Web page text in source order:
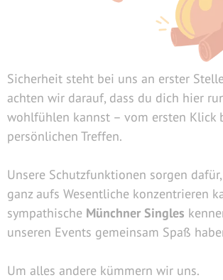
Sicherheit steht bei uns an erster
achten wir darauf, dass du dich hier
wohlfühlen kannst – vom ersten Klick
persönlichen Treffen.
Unsere Schutzfunktionen sorgen
ganz aufs Wesentliche konzentrieren
sympathische Münchner Singles
unseren Events gemeinsam Spaß
Um alles andere kümmern wir uns.